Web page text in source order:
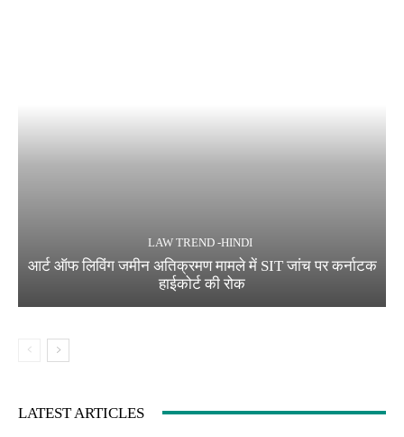
LAW TREND -HINDI
आर्ट ऑफ लिविंग जमीन अतिक्रमण मामले में SIT जांच पर कर्नाटक
हाईकोर्ट की रोक
LATEST ARTICLES